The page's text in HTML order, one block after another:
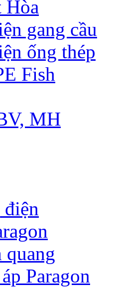
Hòa
gang cầu
ống thép
Fish
MH
quang
Paragon